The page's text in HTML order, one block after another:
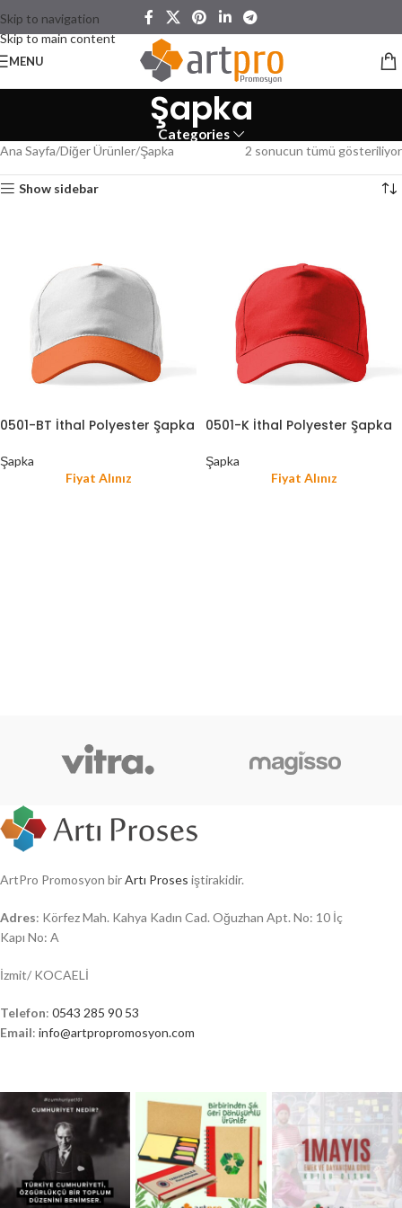
Skip to navigation
Skip to main content
MENU
Şapka
Categories
Ana Sayfa Diğer Ürünler Şapka 2 sonucun tümü gösteriliyor
Show sidebar
0501-BT İthal Polyester Şapka
Şapka
Fiyat Alınız
0501-K İthal Polyester Şapka
Şapka
Fiyat Alınız
ArtPro Promosyon birArtı Proses iştirakidir.
Adres: Körfez Mah. Kahya Kadın Cad. Oğuzhan Apt. No: 10 İç
Kapı No: A
İzmit/ KOCAELİ
Telefon: 0543 285 90 53
Email: info@artpropromosyon.com